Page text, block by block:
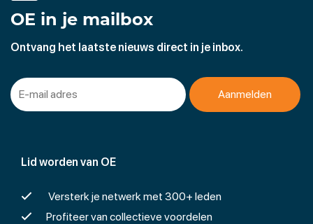
Lid worden van OE
Versterk je netwerk met 300+ leden
Profiteer van collectieve voordelen
OE in je mailbox
Ontvang het laatste nieuws direct in je inbox.